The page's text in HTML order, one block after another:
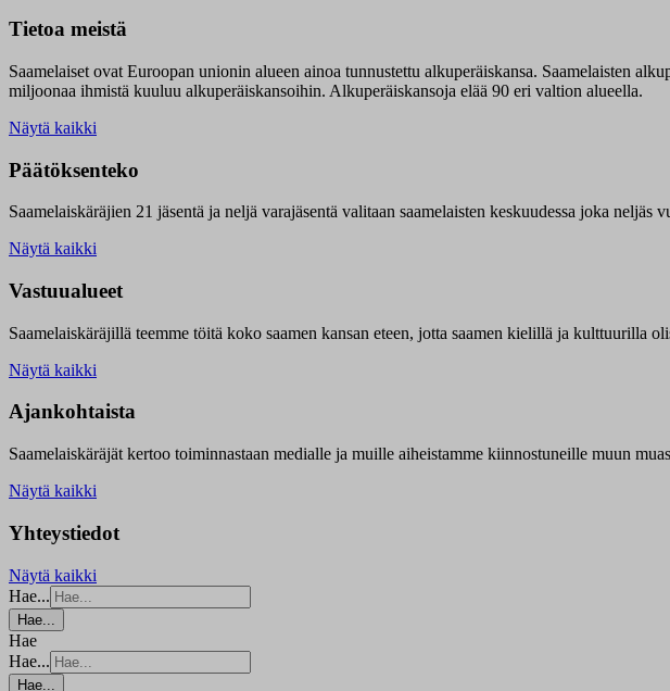
Tietoa meistä
Saamelaiset ovat Euroopan unionin alueen ainoa tunnustettu alkuperäiskansa. Saamelaisten
miljoonaa ihmistä kuuluu alkuperäiskansoihin. Alkuperäiskansoja elää 90 eri valtion alueella.
Näytä kaikki
Päätöksenteko
Saamelaiskäräjien 21 jäsentä ja neljä varajäsentä valitaan saamelaisten keskuudessa joka
Näytä kaikki
Vastuualueet
Saamelaiskäräjillä teemme töitä koko saamen kansan eteen, jotta saamen kielillä ja kulttuurilla
Näytä kaikki
Ajankohtaista
Saamelaiskäräjät kertoo toiminnastaan medialle ja muille aiheistamme kiinnostuneille muun
Näytä kaikki
Yhteystiedot
Näytä kaikki
Hae...
Hae...
Hae
Hae...
Hae...